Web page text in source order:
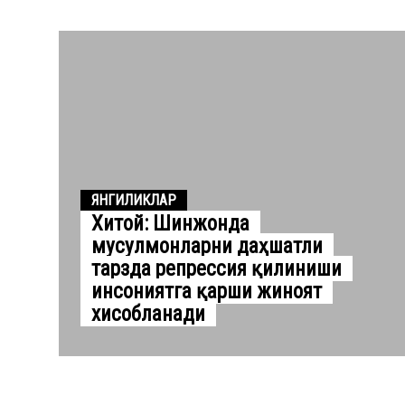
ЯНГИЛИКЛАР
Хитой: Шинжонда
мусулмонларни даҳшатли
тарзда репрессия қилиниши
инсониятга қарши жиноят
хисобланади